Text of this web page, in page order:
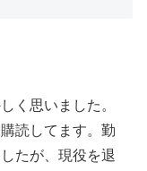
く思いました。
読してます。勤
たが、現役を退